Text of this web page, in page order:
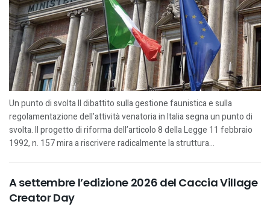
Un punto di svolta Il dibattito sulla gestione faunistica e sulla
regolamentazione dell’attività venatoria in Italia segna un punto di
svolta. Il progetto di riforma dell’articolo 8 della Legge 11 febbraio
1992, n. 157 mira a riscrivere radicalmente la struttura...
A settembre l’edizione 2026 del Caccia Village
Creator Day